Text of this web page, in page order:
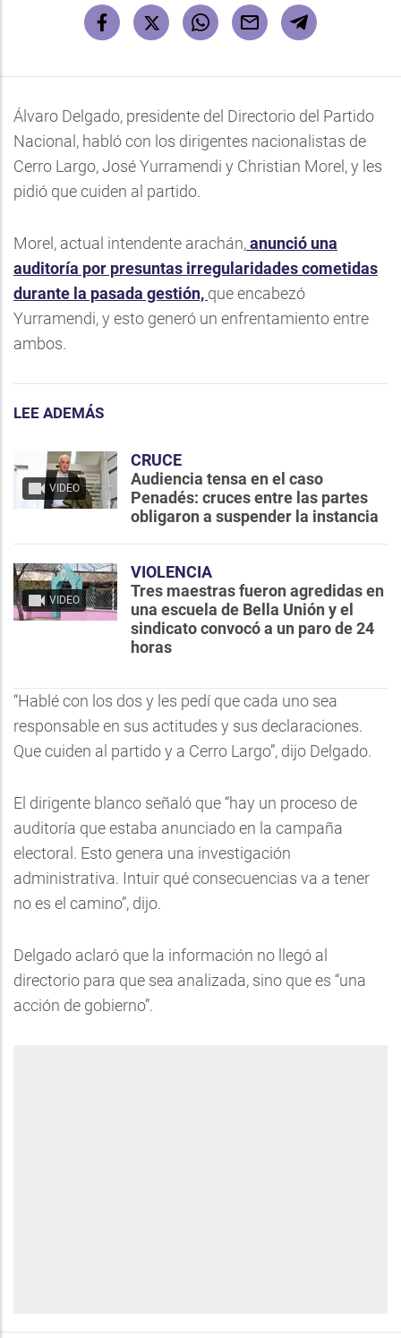
Álvaro Delgado, presidente del Directorio del Partido
Nacional, habló con los dirigentes nacionalistas de
Cerro Largo, José Yurramendi y Christian Morel, y les
pidió que cuiden al partido.
Morel, actual intendente arachán,anunció una
auditoría por presuntas irregularidades cometidas
durante la pasada gestión, que encabezó
Yurramendi, y esto generó un enfrentamiento entre
ambos.
LEE ADEMÁS
VIDEO
CRUCE
Audiencia tensa en el caso
Penadés: cruces entre las partes
obligaron a suspender la instancia
VIDEO
VIOLENCIA
Tres maestras fueron agredidas en
una escuela de Bella Unión y el
sindicato convocó a un paro de 24
horas
“Hablé con los dos y les pedí que cada uno sea
responsable en sus actitudes y sus declaraciones.
Que cuiden al partido y a Cerro Largo”, dijo Delgado.
El dirigente blanco señaló que “hay un proceso de
auditoría que estaba anunciado en la campaña
electoral. Esto genera una investigación
administrativa. Intuir qué consecuencias va a tener
no es el camino”, dijo.
Delgado aclaró que la información no llegó al
directorio para que sea analizada, sino que es “una
acción de gobierno”.